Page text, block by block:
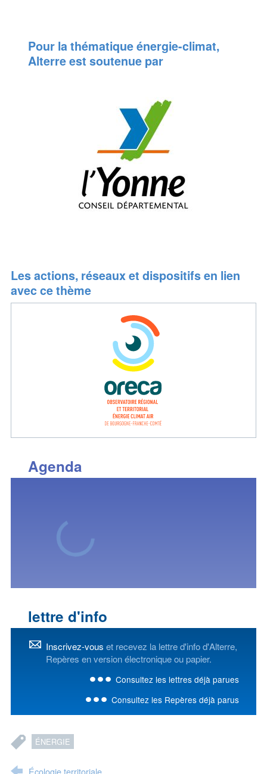
Pour la thématique énergie-climat,
Alterre est soutenue par
Les actions, réseaux et dispositifs en lien
avec ce thème
Agenda
lettre d'info
Inscrivez-vous et recevez la lettre d'info d'Alterre,
Repères en version électronique ou papier.
Consultez les lettres déjà parues
Consultez les Repères déjà parus
ÉNERGIE
Écologie territoriale